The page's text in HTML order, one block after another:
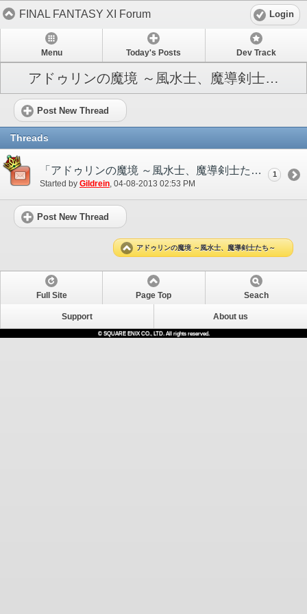
FINAL FANTASY XI Forum Login
Menu Today's Posts Dev Track
アドゥリンの魔境 ～風水士、魔導剣士たち～
Post New Thread
Threads
「アドゥリンの魔境 ～風水士、魔導剣士たち～」開催！
Started by Gildrein‎, 04-08-2013 02:53 PM
1
Post New Thread
アドゥリンの魔境 ～風水士、魔導剣士たち～
Full Site Page Top Seach
Support About us
© SQUARE ENIX CO., LTD. All rights reserved.